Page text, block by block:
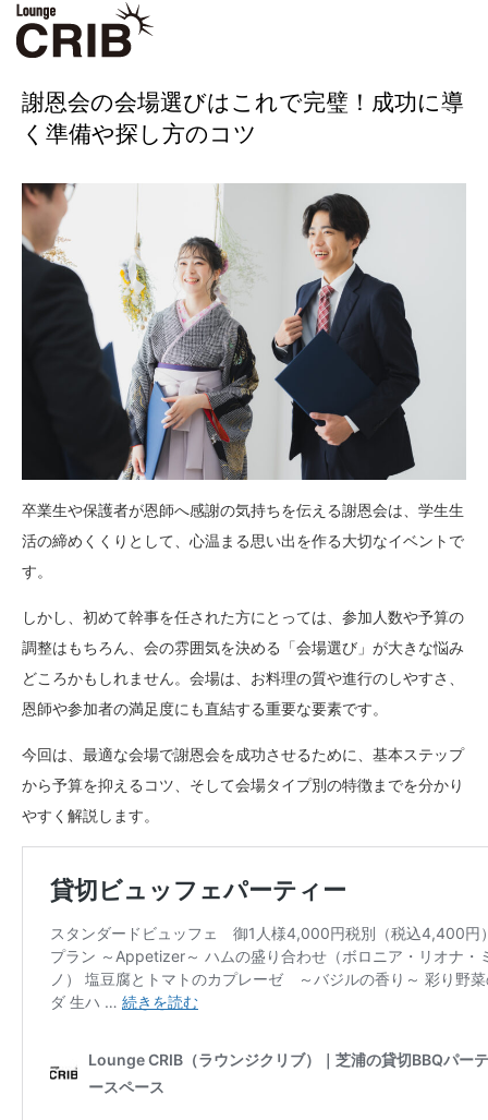
ホーム
ブログ
BBQ
謝恩会の会場選びはこれで完璧！成功に導
く準備や探し方のコツ
卒業生や保護者が恩師へ感謝の気持ちを伝える謝恩会は、学生生
活の締めくくりとして、心温まる思い出を作る大切なイベントで
す。
しかし、初めて幹事を任された方にとっては、参加人数や予算の
調整はもちろん、会の雰囲気を決める「会場選び」が大きな悩み
どころかもしれません。会場は、お料理の質や進行のしやすさ、
恩師や参加者の満足度にも直結する重要な要素です。
今回は、最適な会場で謝恩会を成功させるために、基本ステップ
から予算を抑えるコツ、そして会場タイプ別の特徴までを分かり
やすく解説します。